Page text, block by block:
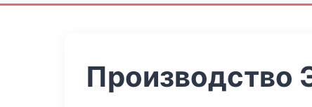
Производство